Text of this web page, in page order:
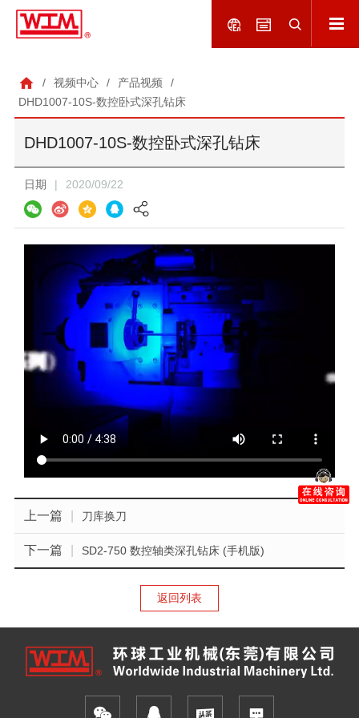
/ 视频中心 / 产品视频
/
DHD1007-10S-数控卧式深孔钻床
DHD1007-10S-数控卧式深孔钻床
日期 | 2020/09/22
上一篇 刀库换刀
下一篇 SD2-750 数控轴类深孔钻床 (手机版)
返回列表